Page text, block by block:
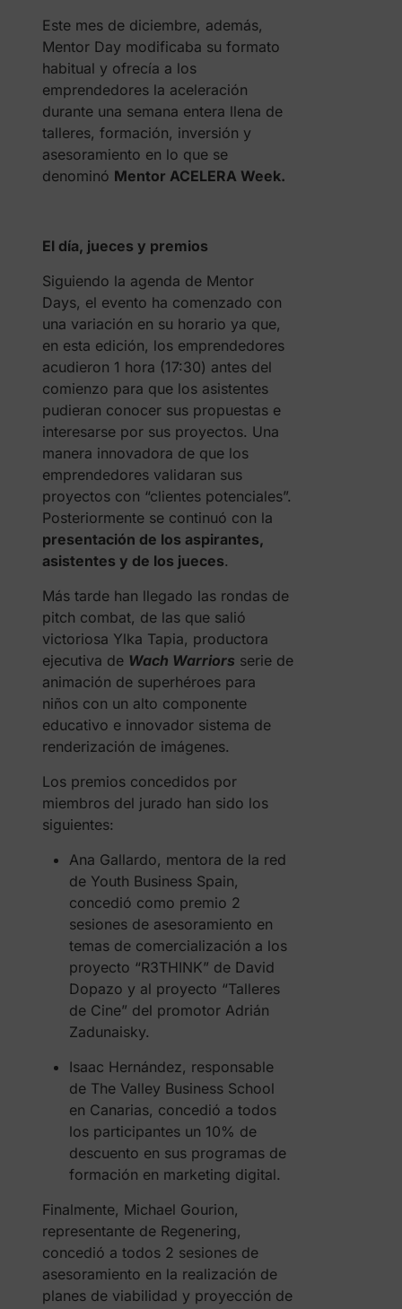
Este mes de diciembre, además,
Mentor Day modificaba su formato
habitual y ofrecía a los
emprendedores la aceleración
durante una semana entera llena de
talleres, formación, inversión y
asesoramiento en lo que se
denominó Mentor ACELERA Week.
El día, jueces y premios
Siguiendo la agenda de Mentor
Days, el evento ha comenzado con
una variación en su horario ya que,
en esta edición, los emprendedores
acudieron 1 hora (17:30) antes del
comienzo para que los asistentes
pudieran conocer sus propuestas e
interesarse por sus proyectos. Una
manera innovadora de que los
emprendedores validaran sus
proyectos con “clientes potenciales”.
Posteriormente se continuó con la
presentación de los aspirantes,
asistentes y de los jueces.
Más tarde han llegado las rondas de
pitch combat, de las que salió
victoriosa Ylka Tapia, productora
ejecutiva de Wach Warriors serie de
animación de superhéroes para
niños con un alto componente
educativo e innovador sistema de
renderización de imágenes.
Los premios concedidos por
miembros del jurado han sido los
siguientes:
Ana Gallardo, mentora de la red
de Youth Business Spain,
concedió como premio 2
sesiones de asesoramiento en
temas de comercialización a los
proyecto “R3THINK” de David
Dopazo y al proyecto “Talleres
de Cine” del promotor Adrián
Zadunaisky.
Isaac Hernández, responsable
de The Valley Business School
en Canarias, concedió a todos
los participantes un 10% de
descuento en sus programas de
formación en marketing digital.
Finalmente, Michael Gourion,
representante de Regenering,
concedió a todos 2 sesiones de
asesoramiento en la realización de
planes de viabilidad y proyección de